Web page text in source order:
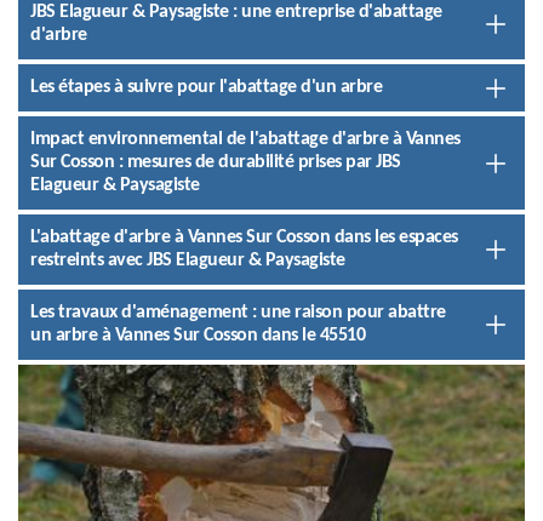
JBS Elagueur & Paysagiste : une entreprise d'abattage
d'arbre
Les étapes à suivre pour l'abattage d'un arbre
Impact environnemental de l'abattage d'arbre à Vannes
Sur Cosson : mesures de durabilité prises par JBS
Elagueur & Paysagiste
L'abattage d'arbre à Vannes Sur Cosson dans les espaces
restreints avec JBS Elagueur & Paysagiste
Les travaux d'aménagement : une raison pour abattre
un arbre à Vannes Sur Cosson dans le 45510